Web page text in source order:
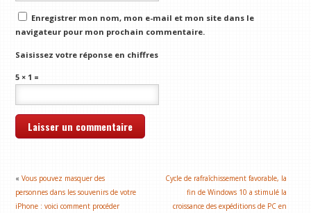
Enregistrer mon nom, mon e-mail et mon site dans le
navigateur pour mon prochain commentaire.
Saisissez votre réponse en chiffres
5 × 1 =
«Vous pouvez masquer des
personnes dans les souvenirs de votre
iPhone : voici comment procéder
Cycle de rafraîchissement favorable, la
fin de Windows 10 a stimulé la
croissance des expéditions de PC en